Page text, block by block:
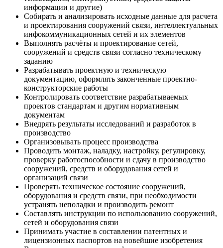
информации и другие)
Собирать и анализировать исходные данные для расчета
и проектирования сооружений связи, интеллектуальных
инфокоммуникационных сетей и их элементов
Выполнять расчёты и проектирование сетей,
сооружений и средств связи согласно техническому
заданию
Разрабатывать проектную и техническую
документацию, оформлять законченные проектно-
конструкторские работы
Контролировать соответствие разрабатываемых
проектов стандартам и другим нормативным
документам
Внедрять результаты исследований и разработок в
производство
Организовывать процесс производства
Проводить монтаж, наладку, настройку, регулировку,
проверку работоспособности и сдачу в производство
сооружений, средств и оборудования сетей и
организаций связи
Проверять техническое состояние сооружений,
оборудования и средств связи, при необходимости
устранять неполадки и производить ремонт
Составлять инструкции по использованию сооружений,
сетей и оборудования связи
Принимать участие в составлении патентных и
лицензионных паспортов на новейшие изобретения